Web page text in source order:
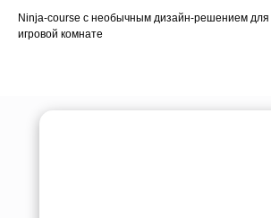
Ninja-course с необычным дизайн-решением для
игровой комнате